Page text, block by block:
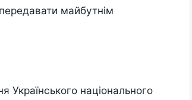
майбутнім
Українського національного